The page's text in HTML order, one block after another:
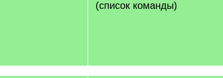
(список команды)